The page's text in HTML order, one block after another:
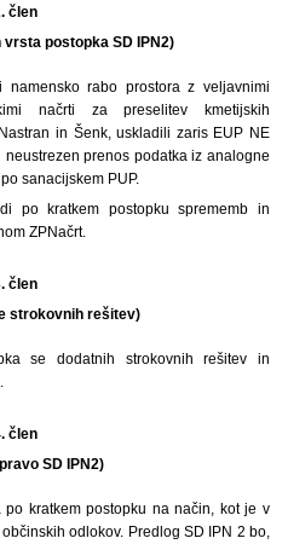
člen
postopka SD IPN2)
rabo prostora z veljavnimi
načrti za preselitev kmetijskih
in Šenk, uskladili zaris EUP NE
prenos podatka iz analogne
sanacijskem PUP.
po kratkem postopku sprememb in
ZPNačrt.
člen
strokovnih rešitev)
se dodatnih strokovnih rešitev in
člen
SD IPN2)
kratkem postopku na način, kot je v
odlokov. Predlog SD IPN 2 bo,